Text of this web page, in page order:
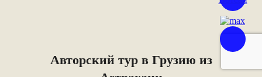
Авторский тур в Грузию из